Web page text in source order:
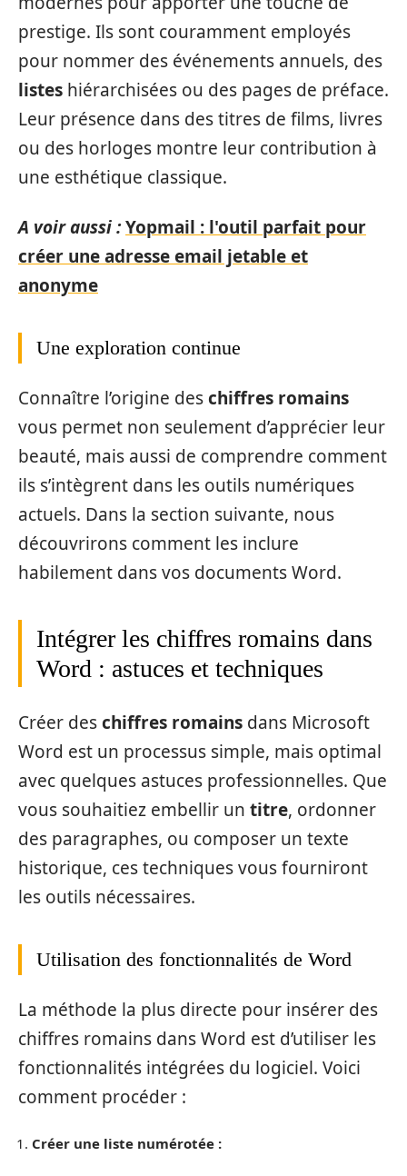
prestige. Ils sont couramment employés
pour nommer des événements annuels, des
listes hiérarchisées ou des pages de préface.
Leur présence dans des titres de films, livres
ou des horloges montre leur contribution à
une esthétique classique.
A voir aussi :Yopmail : l'outil parfait pour
créer une adresse email jetable et
anonyme
Une exploration continue
Connaître l’origine deschiffres romains
vous permet non seulement d’apprécier leur
beauté, mais aussi de comprendre comment
ils s’intègrent dans les outils numériques
actuels. Dans la section suivante, nous
découvrirons comment les inclure
habilement dans vos documents Word.
Intégrer les chiffres romains dans
Word : astuces et techniques
Créer deschiffres romains dans Microsoft
Word est un processus simple, mais optimal
avec quelques astuces professionnelles. Que
vous souhaitiez embellir un titre, ordonner
des paragraphes, ou composer un texte
historique, ces techniques vous fourniront
les outils nécessaires.
Utilisation des fonctionnalités de Word
La méthode la plus directe pour insérer des
chiffres romains dans Word est d’utiliser les
fonctionnalités intégrées du logiciel. Voici
comment procéder :
Créer une liste numérotée :